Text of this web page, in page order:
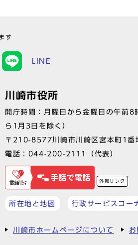
す
LINE
川崎市役所
開庁時間：月曜日から金曜日の午前
ら1月3日を除く）
〒210-8577川崎市川崎区宮本町1番
電話： 044-200-2111 （代表）
外部リンク
所在地と地図 行政サービスコー
川崎市ホームページについて